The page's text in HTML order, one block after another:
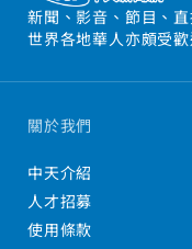
新聞、影音、節目、
世界各地華人亦頗受
關於我們
中天介紹
人才招募
使用條款